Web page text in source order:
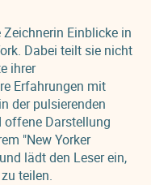
Einblicke in
Dabei teilt sie nicht
ihrer
Erfahrungen mit
der pulsierenden
offene Darstellung
"New Yorker
lädt den Leser ein,
teilen.